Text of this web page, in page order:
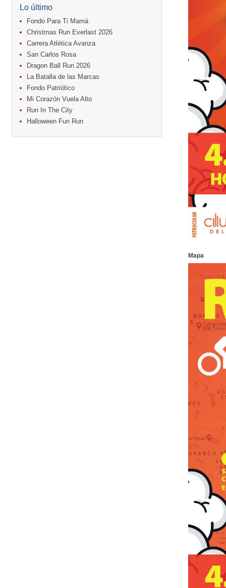
Caribe Paradise Run
18. Casa Turire Trail Run
18. Warriors Run Circuit
18. Samsung Jacó Beach Half Marathon
25. KRun by Under Armour
25. Run Alajuela
31. Halloween Fun Run
Noviembre
08. Lindora Run
15. Entre Pan y Rosas
Diciembre
12. Media Maratón Puntarenas 2026
Lo último
Fondo Para Ti Mamá
Christmas Run Everlast 2026
Carrera Atlética Avanza
San Carlos Rosa
Dragon Ball Run 2026
La Batalla de las Marcas
Fondo Patriótico
Mi Corazón Vuela Alto
Run In The City
Halloween Fun Run
Mapa